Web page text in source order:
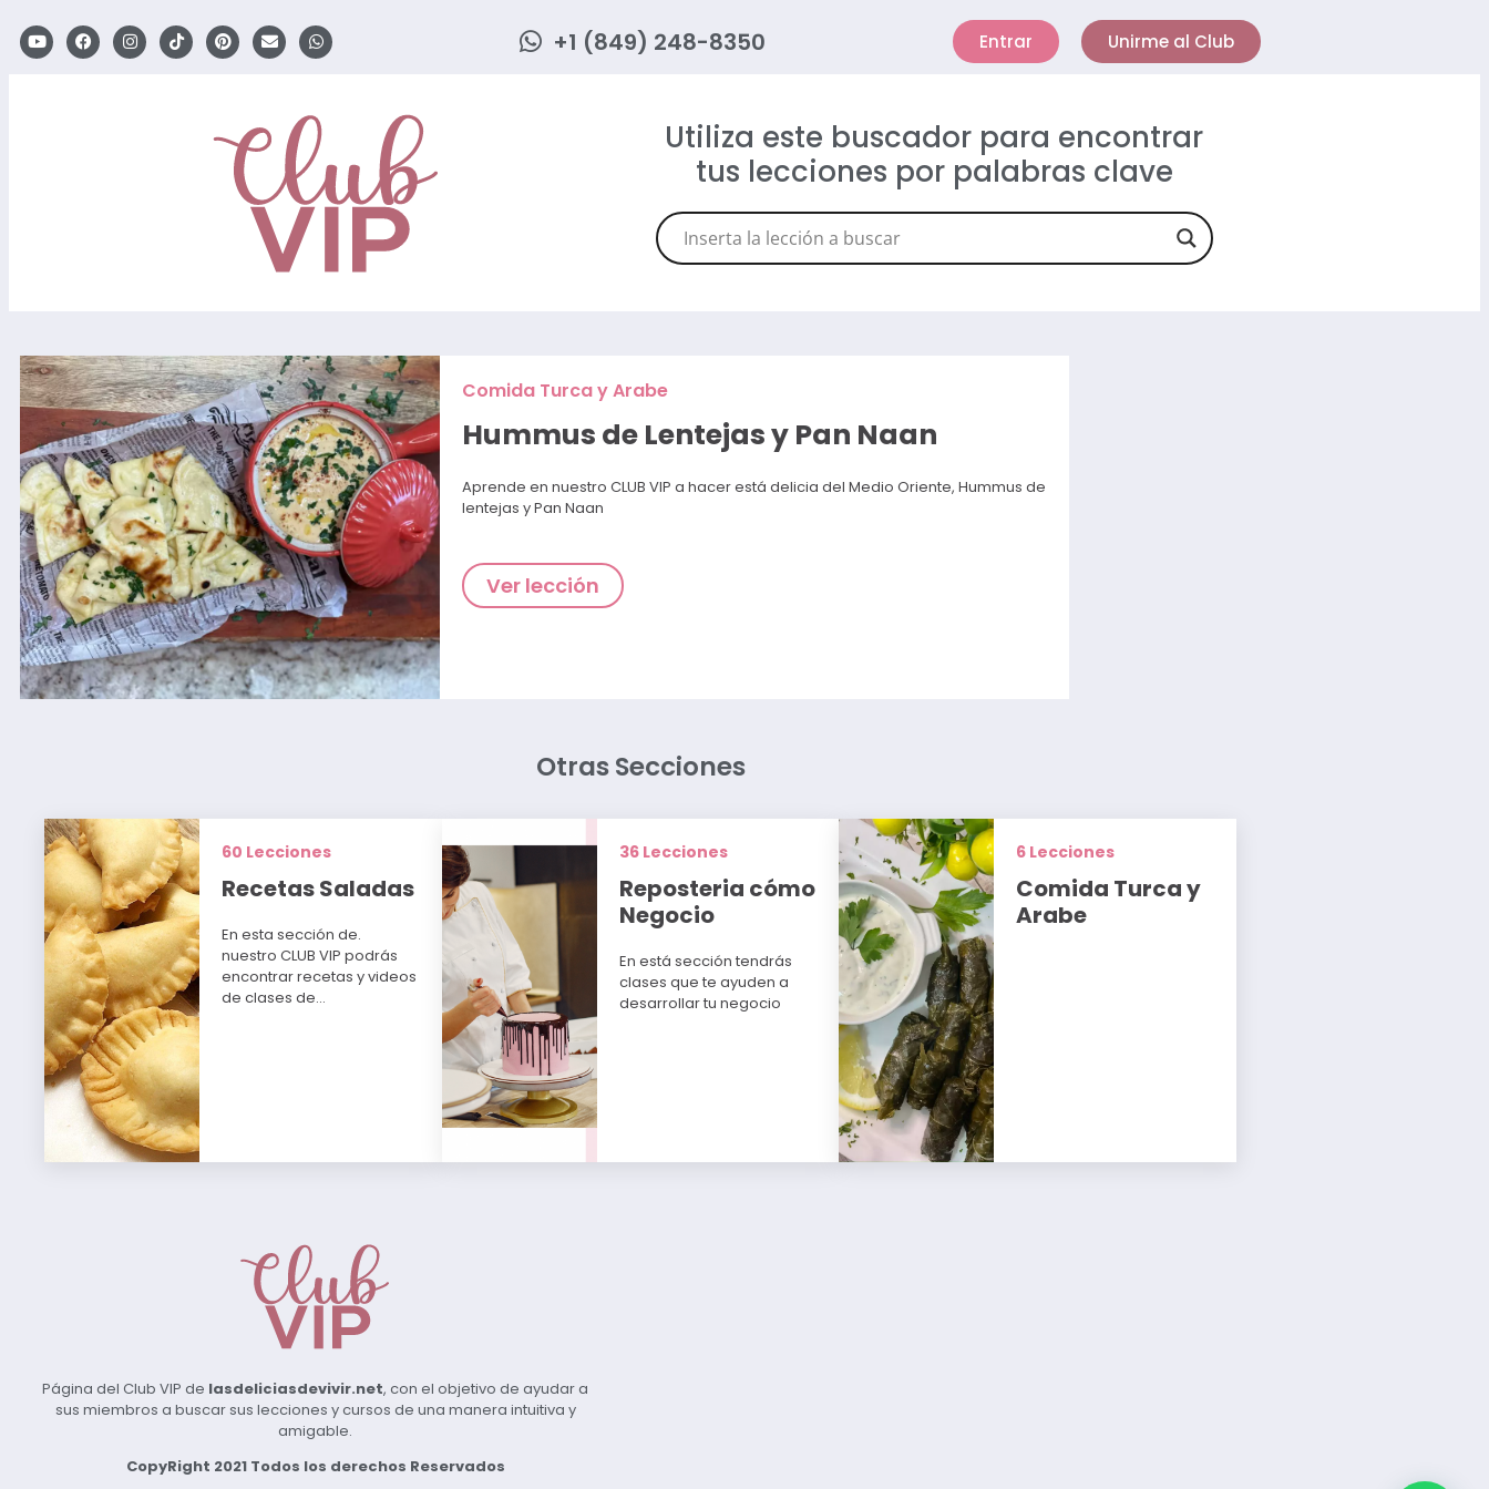
+1 (849) 248-8350 Entrar Unirme al Club
Utiliza este buscador para encontrar
tus lecciones por palabras clave
Comida Turca y Arabe
Hummus de Lentejas y Pan Naan
Aprende en nuestro CLUB VIP a hacer está delicia del Medio Oriente, Hummus de
lentejas y Pan Naan
Ver lección
Otras Secciones
60 Lecciones
Recetas Saladas
En esta sección de.
nuestro CLUB VIP podrás
encontrar recetas y videos
de clases de…
36 Lecciones
Reposteria cómo
Negocio
En está sección tendrás
clases que te ayuden a
desarrollar tu negocio
6 Lecciones
Comida Turca y
Arabe
Página del Club VIP de lasdeliciasdevivir.net, con el objetivo de ayudar a
sus miembros a buscar sus lecciones y cursos de una manera intuitiva y
amigable.
CopyRight 2021 Todos los derechos Reservados